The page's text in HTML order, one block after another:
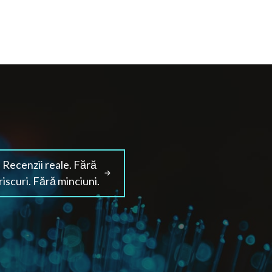
Recenzii reale. Fără
riscuri. Fără minciuni.